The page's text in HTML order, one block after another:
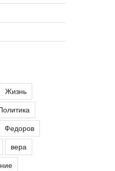
Жизнь
Федоров
вера